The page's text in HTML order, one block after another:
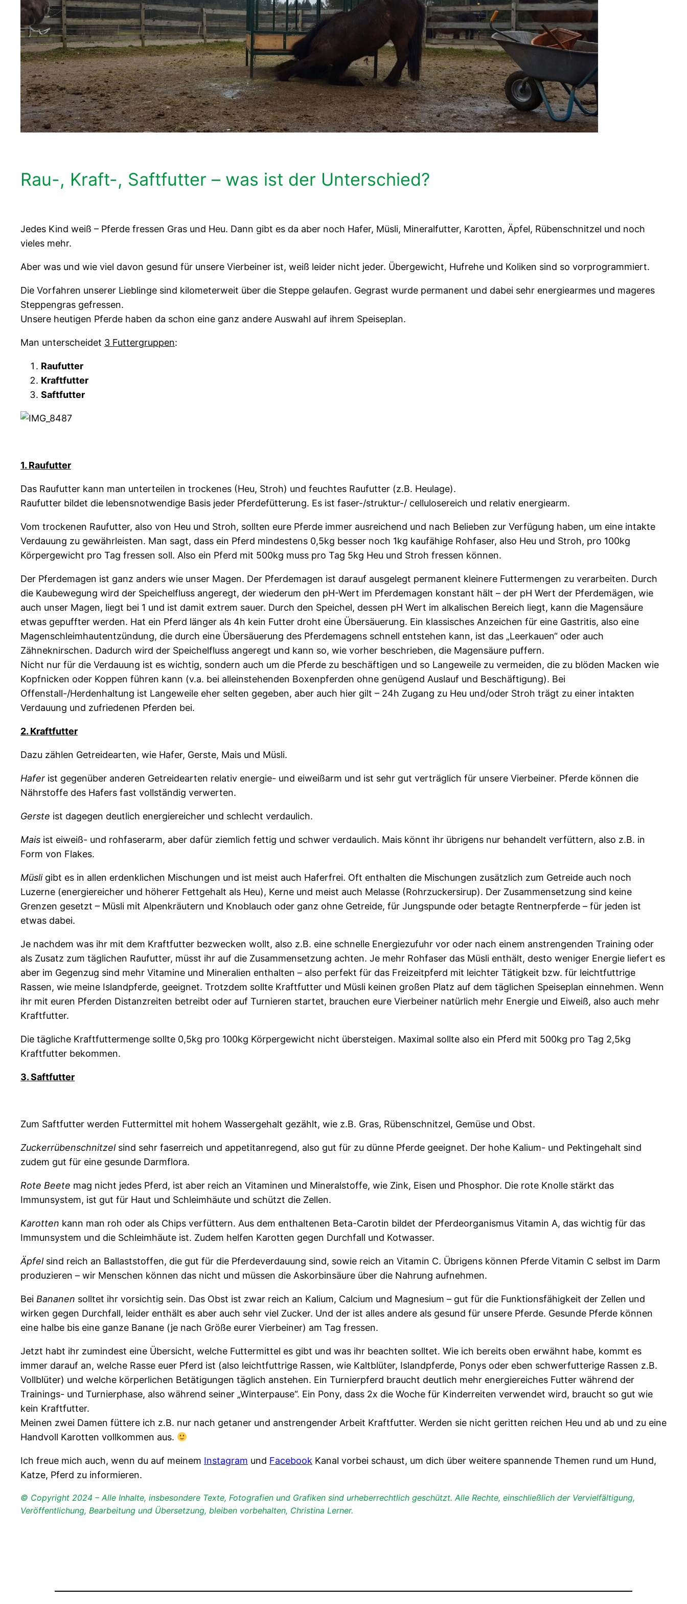
Rau-, Kraft-, Saftfutter – was ist der Unterschied?
Jedes Kind weiß – Pferde fressen Gras und Heu. Dann gibt es da aber noch Hafer, Müsli, Mineralfutter, Karotten, Äpfel, Rübenschnitzel und noch
vieles mehr.
Aber was und wie viel davon gesund für unsere Vierbeiner ist, weiß leider nicht jeder. Übergewicht, Hufrehe und Koliken sind so vorprogrammiert.
Die Vorfahren unserer Lieblinge sind kilometerweit über die Steppe gelaufen. Gegrast wurde permanent und dabei sehr energiearmes und mageres
Steppengras gefressen.
Unsere heutigen Pferde haben da schon eine ganz andere Auswahl auf ihrem Speiseplan.
Man unterscheidet 3 Futtergruppen:
Raufutter
Kraftfutter
Saftfutter
1. Raufutter
Das Raufutter kann man unterteilen in trockenes (Heu, Stroh) und feuchtes Raufutter (z.B. Heulage).
Raufutter bildet die lebensnotwendige Basis jeder Pferdefütterung. Es ist faser-/struktur-/ cellulosereich und relativ energiearm.
Vom trockenen Raufutter, also von Heu und Stroh, sollten eure Pferde immer ausreichend und nach Belieben zur Verfügung haben, um eine intakte
Verdauung zu gewährleisten. Man sagt, dass ein Pferd mindestens 0,5kg besser noch 1kg kaufähige Rohfaser, also Heu und Stroh, pro 100kg
Körpergewicht pro Tag fressen soll. Also ein Pferd mit 500kg muss pro Tag 5kg Heu und Stroh fressen können.
Der Pferdemagen ist ganz anders wie unser Magen. Der Pferdemagen ist darauf ausgelegt permanent kleinere Futtermengen zu verarbeiten. Durch
die Kaubewegung wird der Speichelfluss angeregt, der wiederum den pH-Wert im Pferdemagen konstant hält – der pH Wert der Pferdemägen, wie
auch unser Magen, liegt bei 1 und ist damit extrem sauer. Durch den Speichel, dessen pH Wert im alkalischen Bereich liegt, kann die Magensäure
etwas gepuffter werden. Hat ein Pferd länger als 4h kein Futter droht eine Übersäuerung. Ein klassisches Anzeichen für eine Gastritis, also eine
Magenschleimhautentzündung, die durch eine Übersäuerung des Pferdemagens schnell entstehen kann, ist das „Leerkauen“ oder auch
Zähneknirschen. Dadurch wird der Speichelfluss angeregt und kann so, wie vorher beschrieben, die Magensäure puffern.
Nicht nur für die Verdauung ist es wichtig, sondern auch um die Pferde zu beschäftigen und so Langeweile zu vermeiden, die zu blöden Macken wie
Kopfnicken oder Koppen führen kann (v.a. bei alleinstehenden Boxenpferden ohne genügend Auslauf und Beschäftigung). Bei
Offenstall-/Herdenhaltung ist Langeweile eher selten gegeben, aber auch hier gilt – 24h Zugang zu Heu und/oder Stroh trägt zu einer intakten
Verdauung und zufriedenen Pferden bei.
2. Kraftfutter
Dazu zählen Getreidearten, wie Hafer, Gerste, Mais und Müsli.
Hafer ist gegenüber anderen Getreidearten relativ energie- und eiweißarm und ist sehr gut verträglich für unsere Vierbeiner. Pferde können die
Nährstoffe des Hafers fast vollständig verwerten.
Gerste ist dagegen deutlich energiereicher und schlecht verdaulich.
Mais ist eiweiß- und rohfaserarm, aber dafür ziemlich fettig und schwer verdaulich. Mais könnt ihr übrigens nur behandelt verfüttern, also z.B. in
Form von Flakes.
Müsligibt es in allen erdenklichen Mischungen und ist meist auch Haferfrei. Oft enthalten die Mischungen zusätzlich zum Getreide auch noch
Luzerne (energiereicher und höherer Fettgehalt als Heu), Kerne und meist auch Melasse (Rohrzuckersirup). Der Zusammensetzung sind keine
Grenzen gesetzt – Müsli mit Alpenkräutern und Knoblauch oder ganz ohne Getreide, für Jungspunde oder betagte Rentnerpferde – für jeden ist
etwas dabei.
Je nachdem was ihr mit dem Kraftfutter bezwecken wollt, also z.B. eine schnelle Energiezufuhr vor oder nach einem anstrengenden Training oder
als Zusatz zum täglichen Raufutter, müsst ihr auf die Zusammensetzung achten. Je mehr Rohfaser das Müsli enthält, desto weniger Energie liefert es
aber im Gegenzug sind mehr Vitamine und Mineralien enthalten – also perfekt für das Freizeitpferd mit leichter Tätigkeit bzw. für leichtfuttrige
Rassen, wie meine Islandpferde, geeignet. Trotzdem sollte Kraftfutter und Müsli keinen großen Platz auf dem täglichen Speiseplan einnehmen. Wenn
ihr mit euren Pferden Distanzreiten betreibt oder auf Turnieren startet, brauchen eure Vierbeiner natürlich mehr Energie und Eiweiß, also auch mehr
Kraftfutter.
Die tägliche Kraftfuttermenge sollte 0,5kg pro 100kg Körpergewicht nicht übersteigen. Maximal sollte also ein Pferd mit 500kg pro Tag 2,5kg
Kraftfutter bekommen.
3. Saftfutter
Zum Saftfutter werden Futtermittel mit hohem Wassergehalt gezählt, wie z.B. Gras, Rübenschnitzel, Gemüse und Obst.
Zuckerrübenschnitzelsind sehr faserreich und appetitanregend, also gut für zu dünne Pferde geeignet. Der hohe Kalium- und Pektingehalt sind
zudem gut für eine gesunde Darmflora.
Rote Beete mag nicht jedes Pferd, ist aber reich an Vitaminen und Mineralstoffe, wie Zink, Eisen und Phosphor. Die rote Knolle stärkt das
Immunsystem, ist gut für Haut und Schleimhäute und schützt die Zellen.
Karotten kann man roh oder als Chips verfüttern. Aus dem enthaltenen Beta-Carotin bildet der Pferdeorganismus Vitamin A, das wichtig für das
Immunsystem und die Schleimhäute ist. Zudem helfen Karotten gegen Durchfall und Kotwasser.
Äpfel sind reich an Ballaststoffen, die gut für die Pferdeverdauung sind, sowie reich an Vitamin C. Übrigens können Pferde Vitamin C selbst im Darm
produzieren – wir Menschen können das nicht und müssen die Askorbinsäure über die Nahrung aufnehmen.
Bei Bananen solltet ihr vorsichtig sein. Das Obst ist zwar reich an Kalium, Calcium und Magnesium – gut für die Funktionsfähigkeit der Zellen und
wirken gegen Durchfall, leider enthält es aber auch sehr viel Zucker. Und der ist alles andere als gesund für unsere Pferde. Gesunde Pferde können
eine halbe bis eine ganze Banane (je nach Größe eurer Vierbeiner) am Tag fressen.
Jetzt habt ihr zumindest eine Übersicht, welche Futtermittel es gibt und was ihr beachten solltet. Wie ich bereits oben erwähnt habe, kommt es
immer darauf an, welche Rasse euer Pferd ist (also leichtfuttrige Rassen, wie Kaltblüter, Islandpferde, Ponys oder eben schwerfutterige Rassen z.B.
Vollblüter) und welche körperlichen Betätigungen täglich anstehen. Ein Turnierpferd braucht deutlich mehr energiereiches Futter während der
Trainings- und Turnierphase, also während seiner „Winterpause“. Ein Pony, dass 2x die Woche für Kinderreiten verwendet wird, braucht so gut wie
kein Kraftfutter.
Meinen zwei Damen füttere ich z.B. nur nach getaner und anstrengender Arbeit Kraftfutter. Werden sie nicht geritten reichen Heu und ab und zu eine
Handvoll Karotten vollkommen aus.
Ich freue mich auch, wenn du auf meinem Instagram und Facebook Kanal vorbei schaust, um dich über weitere spannende Themen rund um Hund,
Katze, Pferd zu informieren.
© Copyright 2024 – Alle Inhalte, insbesondere Texte, Fotografien und Grafiken sind urheberrechtlich geschützt. Alle Rechte, einschließlich der Vervielfältigung,
Veröffentlichung, Bearbeitung und Übersetzung, bleiben vorbehalten, Christina Lerner.